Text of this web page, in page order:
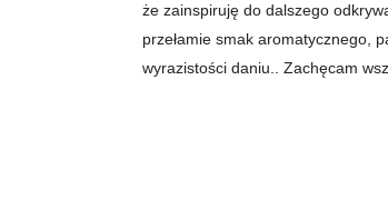
że zainspiruję do dalszego
przełamie smak aromatycznego,
wyrazistości daniu.. Zachęcam